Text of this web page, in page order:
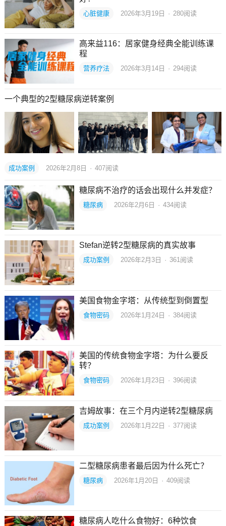
心脏健康 2026年3月19日 · 280阅读
高来益116：居家健身经典全能训练课
程
营养疗法 2026年3月14日 · 294阅读
一个典型的2型糖尿病逆转案例
成功案例 2026年2月8日 · 407阅读
糖尿病不治疗的话会出现什么并发症？
糖尿病 2026年2月6日 · 434阅读
Stefan逆转2型糖尿病的真实故事
成功案例 2026年2月3日 · 361阅读
美国食物金字塔：从传统型到倒置型
食物密码 2026年1月24日 · 384阅读
美国的传统食物金字塔：为什么要反
转？
食物密码 2026年1月23日 · 396阅读
吉姆故事：在三个月内逆转2型糖尿病
成功案例 2026年1月22日 · 377阅读
二型糖尿病患者最后因为什么死亡？
糖尿病 2026年1月20日 · 409阅读
糖尿病人吃什么食物好：6种饮食